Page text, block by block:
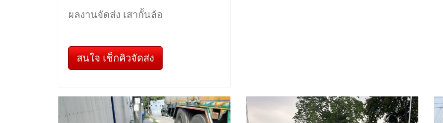
ผลงานจัดส่ง เสากั้นล้อ
สนใจ เช็กคิวจัดส่ง